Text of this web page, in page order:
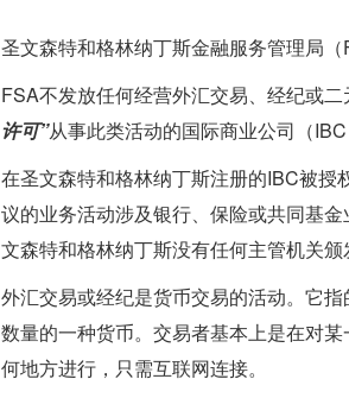
圣文森特和格林纳丁斯金融服务管理局
FSA不发放任何经营外汇交易、经纪或
许可”从事此类活动的国际商业公司（
在圣文森特和格林纳丁斯注册的IBC被
议的业务活动涉及银行、保险或共同基
文森特和格林纳丁斯没有任何主管机关
外汇交易或经纪是货币交易的活动。它
数量的一种货币。交易者基本上是在对
何地方进行，只需互联网连接。